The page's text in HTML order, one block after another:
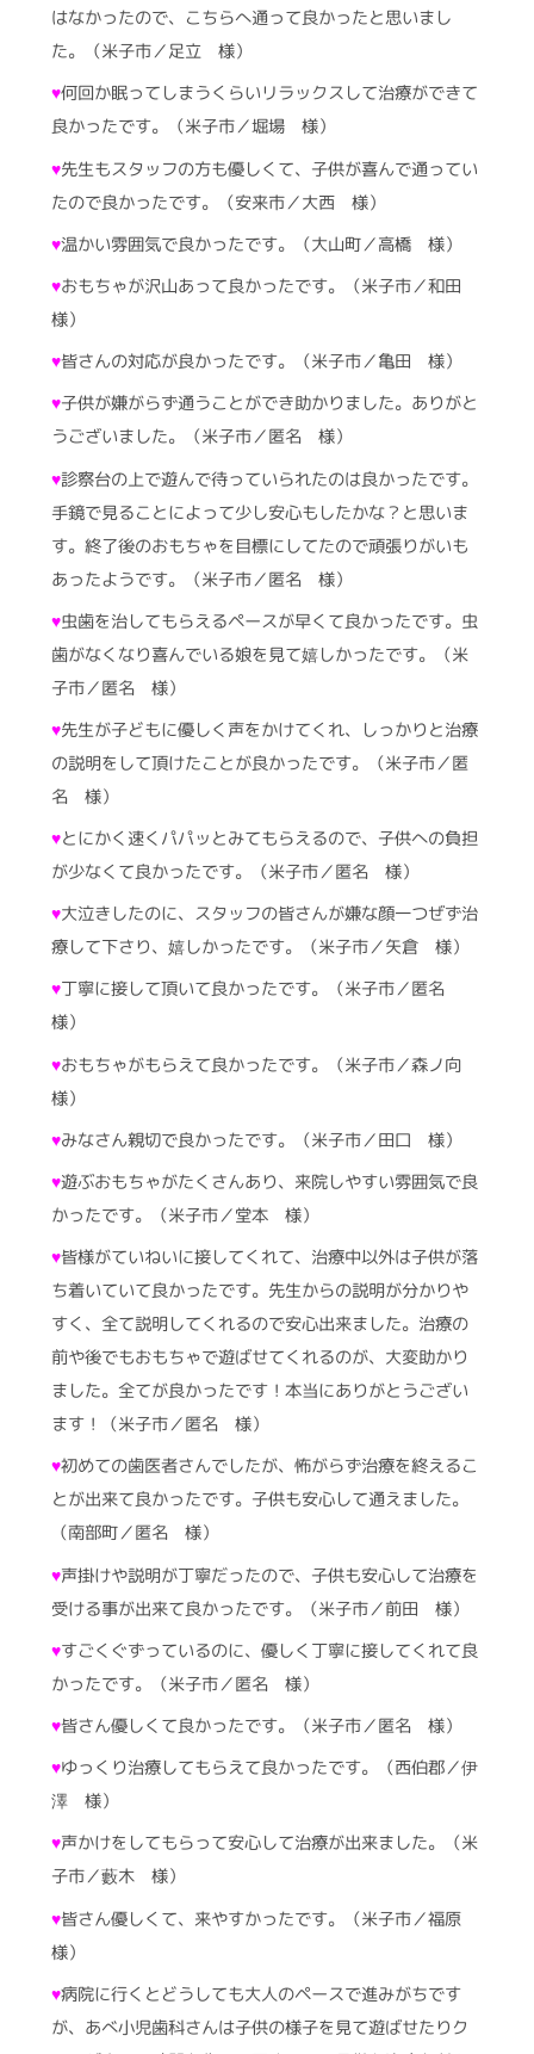
はなかったので、こちらへ通って良かったと思いまし
た。（米子市／足立 様）
♥何回か眠ってしまうくらいリラックスして治療ができて
良かったです。（米子市／堀場 様）
♥先生もスタッフの方も優しくて、子供が喜んで通ってい
たので良かったです。（安来市／大西 様）
♥温かい雰囲気で良かったです。（大山町／高橋 様）
♥おもちゃが沢山あって良かったです。（米子市／和田
様）
♥皆さんの対応が良かったです。（米子市／亀田 様）
♥子供が嫌がらず通うことができ助かりました。ありがと
うございました。（米子市／匿名 様）
♥診察台の上で遊んで待っていられたのは良かったです。
手鏡で見ることによって少し安心もしたかな？と思いま
す。終了後のおもちゃを目標にしてたので頑張りがいも
あったようです。（米子市／匿名 様）
♥虫歯を治してもらえるペースが早くて良かったです。虫
歯がなくなり喜んでいる娘を見て嬉しかったです。（米
子市／匿名 様）
♥先生が子どもに優しく声をかけてくれ、しっかりと治療
の説明をして頂けたことが良かったです。（米子市／匿
名 様）
♥とにかく速くパパッとみてもらえるので、子供への負担
が少なくて良かったです。（米子市／匿名 様）
♥大泣きしたのに、スタッフの皆さんが嫌な顔一つぜず治
療して下さり、嬉しかったです。（米子市／矢倉 様）
♥丁寧に接して頂いて良かったです。（米子市／匿名
様）
♥おもちゃがもらえて良かったです。（米子市／森ノ向
様）
♥みなさん親切で良かったです。（米子市／田口 様）
♥遊ぶおもちゃがたくさんあり、来院しやすい雰囲気で良
かったです。（米子市／堂本 様）
♥皆様がていねいに接してくれて、治療中以外は子供が落
ち着いていて良かったです。先生からの説明が分かりや
すく、全て説明してくれるので安心出来ました。治療の
前や後でもおもちゃで遊ばせてくれるのが、大変助かり
ました。全てが良かったです！本当にありがとうござい
ます！（米子市／匿名 様）
♥初めての歯医者さんでしたが、怖がらず治療を終えるこ
とが出来て良かったです。子供も安心して通えました。
（南部町／匿名 様）
♥声掛けや説明が丁寧だったので、子供も安心して治療を
受ける事が出来て良かったです。（米子市／前田 様）
♥すごくぐずっているのに、優しく丁寧に接してくれて良
かったです。（米子市／匿名 様）
♥皆さん優しくて良かったです。（米子市／匿名 様）
♥ゆっくり治療してもらえて良かったです。（西伯郡／伊
澤 様）
♥声かけをしてもらって安心して治療が出来ました。（米
子市／藪木 様）
♥皆さん優しくて、来やすかったです。（米子市／福原
様）
♥病院に行くとどうしても大人のペースで進みがちです
が、あべ小児歯科さんは子供の様子を見て遊ばせたりク